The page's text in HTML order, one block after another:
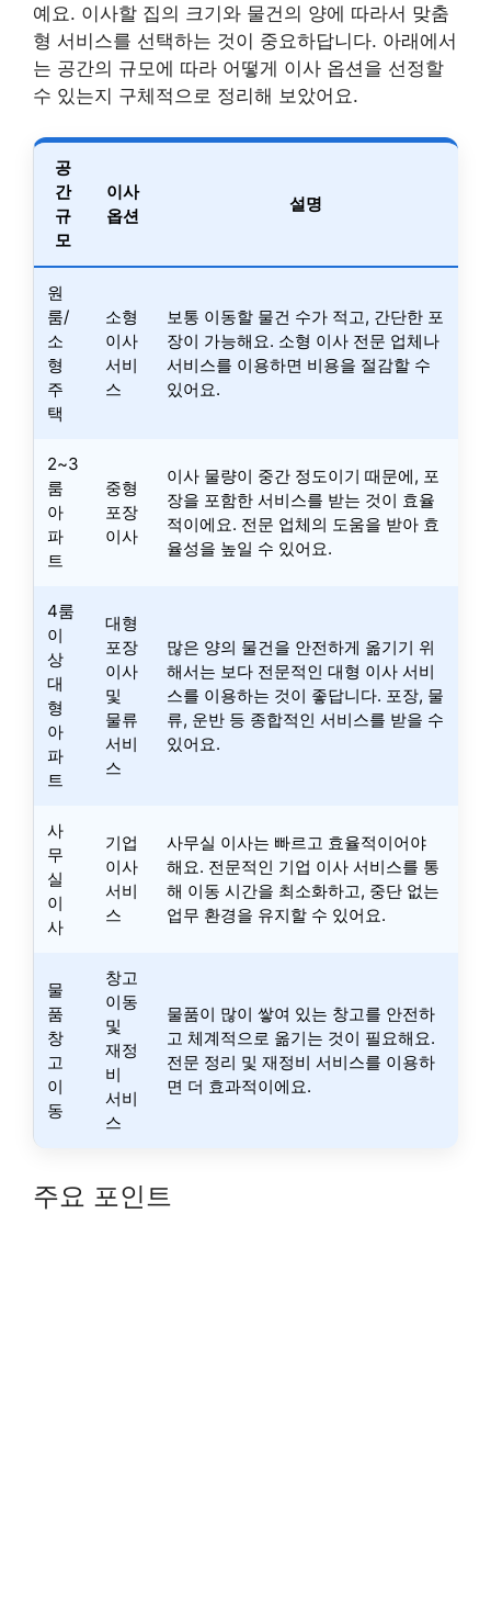
예요. 이사할 집의 크기와 물건의 양에 따라서 맞춤
형 서비스를 선택하는 것이 중요하답니다. 아래에서
는 공간의 규모에 따라 어떻게 이사 옵션을 선정할
수 있는지 구체적으로 정리해 보았어요.
공
간
규
모
이사
옵션
설명
원
룸/
소
형
주
택
소형
이사
서비
스
보통 이동할 물건 수가 적고, 간단한 포
장이 가능해요. 소형 이사 전문 업체나
서비스를 이용하면 비용을 절감할 수
있어요.
2~3
룸
아
파
트
중형
포장
이사
이사 물량이 중간 정도이기 때문에, 포
장을 포함한 서비스를 받는 것이 효율
적이에요. 전문 업체의 도움을 받아 효
율성을 높일 수 있어요.
4룸
이
상
대
형
아
파
트
대형
포장
이사
및
물류
서비
스
많은 양의 물건을 안전하게 옮기기 위
해서는 보다 전문적인 대형 이사 서비
스를 이용하는 것이 좋답니다. 포장, 물
류, 운반 등 종합적인 서비스를 받을 수
있어요.
사
무
실
이
사
기업
이사
서비
스
사무실 이사는 빠르고 효율적이어야
해요. 전문적인 기업 이사 서비스를 통
해 이동 시간을 최소화하고, 중단 없는
업무 환경을 유지할 수 있어요.
물
품
창
고
이
동
창고
이동
및
재정
비
서비
스
물품이 많이 쌓여 있는 창고를 안전하
고 체계적으로 옮기는 것이 필요해요.
전문 정리 및 재정비 서비스를 이용하
면 더 효과적이에요.
주요 포인트